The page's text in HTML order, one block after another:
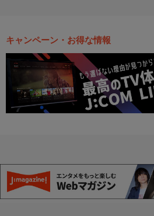
キャンペーン・お得な情報